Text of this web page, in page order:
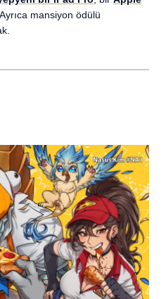
mansiyon ödülü